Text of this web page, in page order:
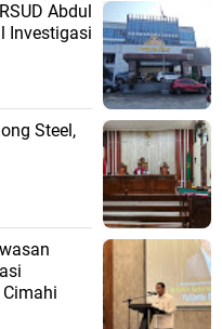
Abdul
Investigasi
Steel,